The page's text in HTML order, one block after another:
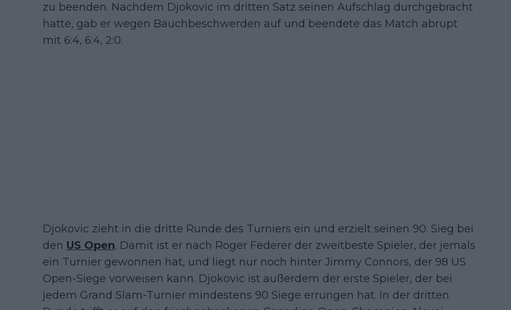
zu beenden. Nachdem Djokovic im dritten Satz seinen Aufschlag durchgebracht
hatte, gab er wegen Bauchbeschwerden auf und beendete das Match abrupt
mit 6:4, 6:4, 2:0.
Djokovic zieht in die dritte Runde des Turniers ein und erzielt seinen 90. Sieg bei
den US Open. Damit ist er nach Roger Federer der zweitbeste Spieler, der jemals
ein Turnier gewonnen hat, und liegt nur noch hinter Jimmy Connors, der 98 US
Open-Siege vorweisen kann. Djokovic ist außerdem der erste Spieler, der bei
jedem Grand Slam-Turnier mindestens 90 Siege errungen hat. In der dritten